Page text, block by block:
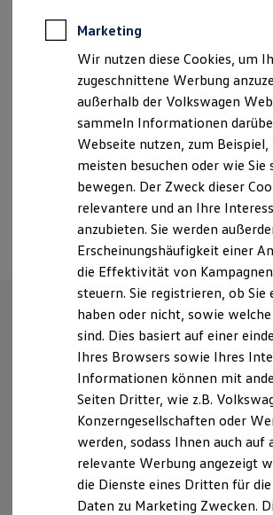
Elektroautos
ID. Tutorials
Elektrofahrzeugkonzepte
Reichweite
Reichweite der ID. Modelle
Reichweite im Winter
Laden
Laden unterwegs
Laden Zuhause
Ladestationen finden
Ladezeitensimulator
Batterie
Sicherheit
Garantie und Lebensdauer
Nachhaltigkeit
Technologie
Kosten und Kauf
Verbrauchskosten
Kaufoptionen
E-Auto-Förderung
Software und Konnektivität
ID. Software Versionen und
Digitale Extras
Schnittstellen zu Ihrem ID.
Hybridautos
Marke und Erlebnis
Volkswagen R und R Experience
R-Modelle
info@staaf.de
Montag
Sonntag
Ansprechpartner
Wie
Ihnen
Probefahrt vereinbaren
Marketing
Wir nutzen diese Cookies, um
zugeschnittene Werbung
außerhalb der Volkswagen
sammeln Informationen
Webseite nutzen, zum
meisten besuchen oder wie Sie
bewegen. Der Zweck dieser
relevantere und an Ihre
anzubieten. Sie werden
Erscheinungshäufigkeit einer
die Effektivität von Kampagnen
steuern. Sie registrieren, ob
haben oder nicht, sowie
sind. Dies basiert auf einer
Ihres Browsers sowie Ihres
Informationen können mit
Seiten Dritter, wie z.B.
Konzerngesellschaften oder
werden, sodass Ihnen auch auf
relevante Werbung angezeigt
die Dienste eines Dritten für
Daten zu Marketing Zwecken.